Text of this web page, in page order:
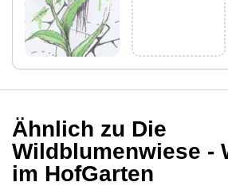
Ähnlich zu Die
Wildblumenwiese -
im HofGarten